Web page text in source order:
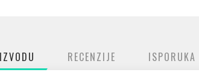
RECENZIJE ISPORUKA